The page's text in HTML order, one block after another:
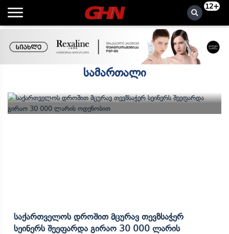
12+
სამართალი
Საქართველოს Დროშით Მცურავ Თევზსაჭერ
Სეინერს Შეეფარდა Გირაო 30 000 Ლარის